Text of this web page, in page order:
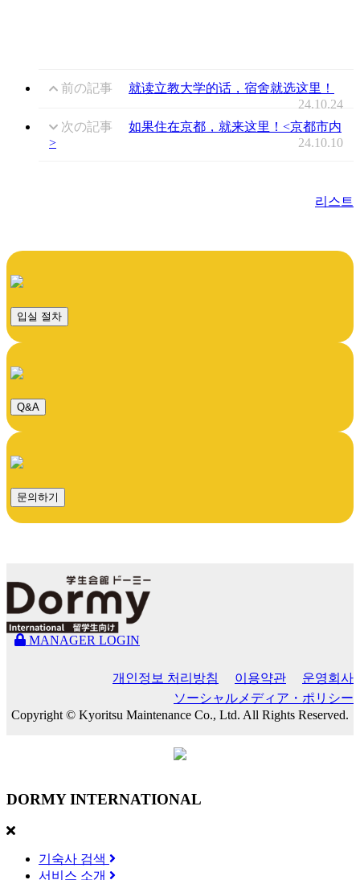
前の記事
就读立教大学的话，宿舍就选这里！
24.10.24
次の記事
如果住在京都，就来这里！<京都市内
>
24.10.10
리스트
입실 절차
Q&A
문의하기
MANAGER LOGIN
개인정보 처리방침 이용약관
운영회사
ソーシャルメディア・ポリシー
Copyright © Kyoritsu Maintenance Co., Ltd. All Rights Reserved.
DORMY INTERNATIONAL
기숙사 검색
서비스 소개